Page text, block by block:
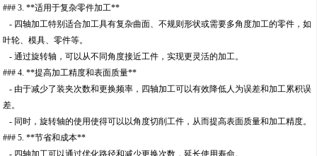
### 3. **适用于复杂零件加工**
- 四轴加工特别适合加工具有复杂曲面、不规则形状或需要多角度加工的零件，如
叶轮、模具、零件等。
- 通过旋转轴，可以从不同角度接近工件，实现更灵活的加工。
### 4. **提高加工精度和表面质量**
- 由于减少了装夹次数和更换频率，四轴加工可以有效降低人为误差和加工累积误
差。
- 同时，旋转轴的使用使得可以以角度切削工件，从而提高表面质量和加工精度。
### 5. **节省和成本**
- 四轴加工可以通过优化路径和减少更换次数，延长使用寿命。